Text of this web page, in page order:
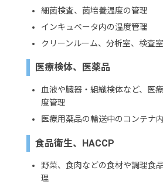
細菌検査、菌培養温度の管理
インキュベータ内の温度管理
クリーンルーム、分析室、検査
医療検体、医薬品
血液や臓器・組織検体など、医
度管理
医療用薬品の輸送中のコンテナ
食品衛生、HACCP
野菜、食肉などの食材や調理食
理